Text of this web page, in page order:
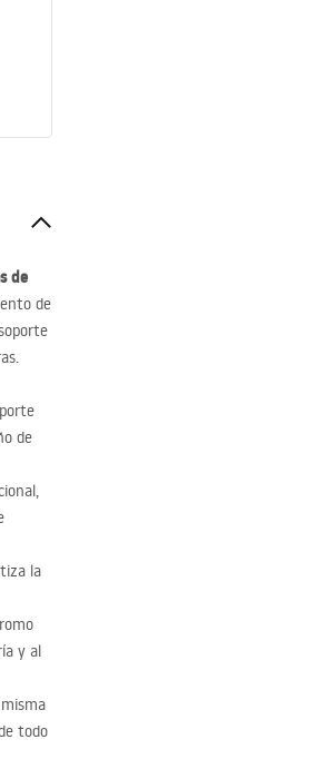
de
de
de
la
y al
todo